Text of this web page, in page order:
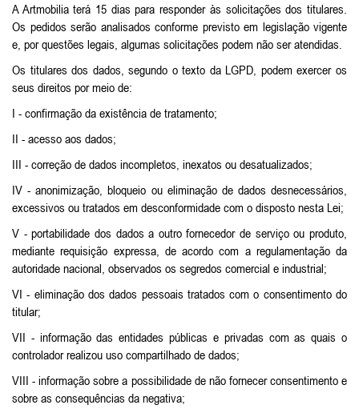
A Artmobilia terá 15 dias para responder às solicitações dos titulares.
Os pedidos serão analisados conforme previsto em legislação vigente
e, por questões legais, algumas solicitações podem não ser atendidas.
Os titulares dos dados, segundo o texto da LGPD, podem exercer os
seus direitos por meio de:
I - confirmação da existência de tratamento;
II - acesso aos dados;
III - correção de dados incompletos, inexatos ou desatualizados;
IV - anonimização, bloqueio ou eliminação de dados desnecessários,
excessivos ou tratados em desconformidade com o disposto nesta Lei;
V - portabilidade dos dados a outro fornecedor de serviço ou produto,
mediante requisição expressa, de acordo com a regulamentação da
autoridade nacional, observados os segredos comercial e industrial;
VI - eliminação dos dados pessoais tratados com o consentimento do
titular;
VII - informação das entidades públicas e privadas com as quais o
controlador realizou uso compartilhado de dados;
VIII - informação sobre a possibilidade de não fornecer consentimento e
sobre as consequências da negativa;